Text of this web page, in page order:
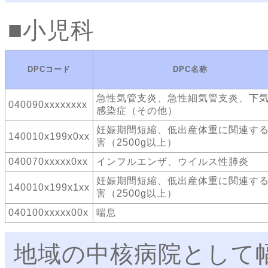
小児科
DPCコード DPC名称
040090xxxxxxxx
急性気管支炎、急性細気管支炎、下
感染症（その他）
140010x199x0xx
妊娠期間短縮、低出産体重に関連す
害（2500g以上）
040070xxxxx0xx
インフルエンザ、ウイルス性肺炎
140010x199x1xx
妊娠期間短縮、低出産体重に関連す
害（2500g以上）
040100xxxxx00x
喘息
地域の中核病院として